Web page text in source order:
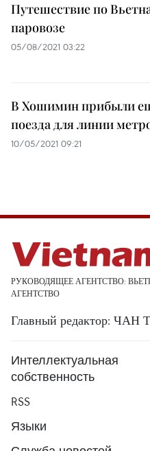
Путешествие по
паровозе
05/08/2021 03:22
В Хошимин прибыли
поезда для линии
10/05/2021 09:21
РУКОВОДЯЩЕЕ АГЕНТСТВО:
АГЕНТСТВО
Главный редактор:
Интеллектуальная
собственность
RSS
Языки